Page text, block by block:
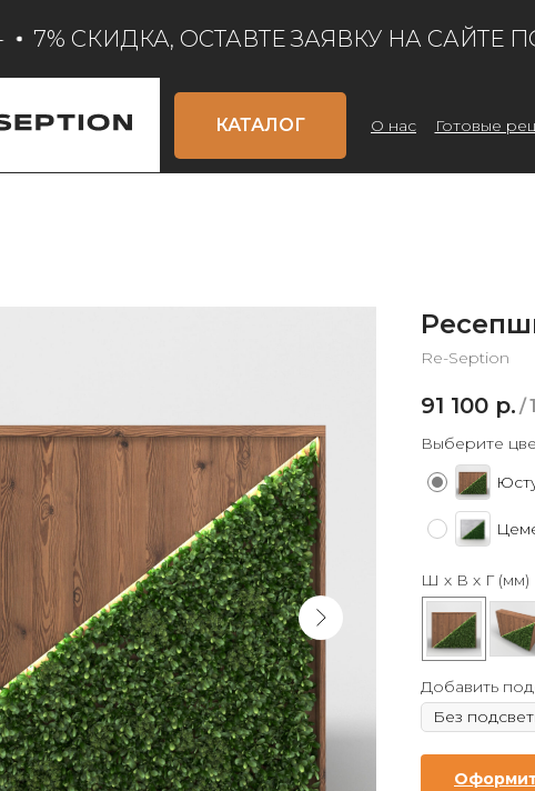
7% СКИДКА, ОСТАВТЕ ЗАЯВКУ НА САЙТЕ
КАТАЛОГ О нас Готовые
Re-Seption
91 100 р. /
Выберите
Ш х В х Г (мм)
Добавить